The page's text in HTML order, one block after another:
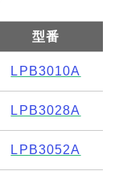
型番
LPB3010A
LPB3028A
LPB3052A